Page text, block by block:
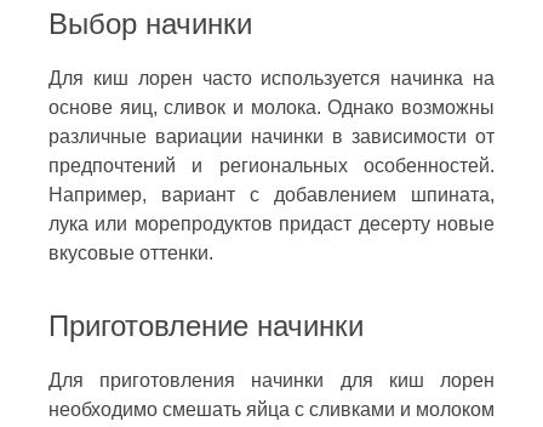
Выбор начинки
Для киш лорен часто используется начинка на
основе яиц, сливок и молока. Однако возможны
различные вариации начинки в зависимости от
предпочтений и региональных особенностей.
Например, вариант с добавлением шпината,
лука или морепродуктов придаст десерту новые
вкусовые оттенки.
Приготовление начинки
Для приготовления начинки для киш лорен
необходимо смешать яйца с сливками и молоком